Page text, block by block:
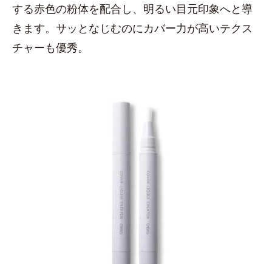
する赤色の粉体を配合し、明るい目元印象へと導
きます。サッとなじむのにカバー力が高いテクス
チャーも優秀。